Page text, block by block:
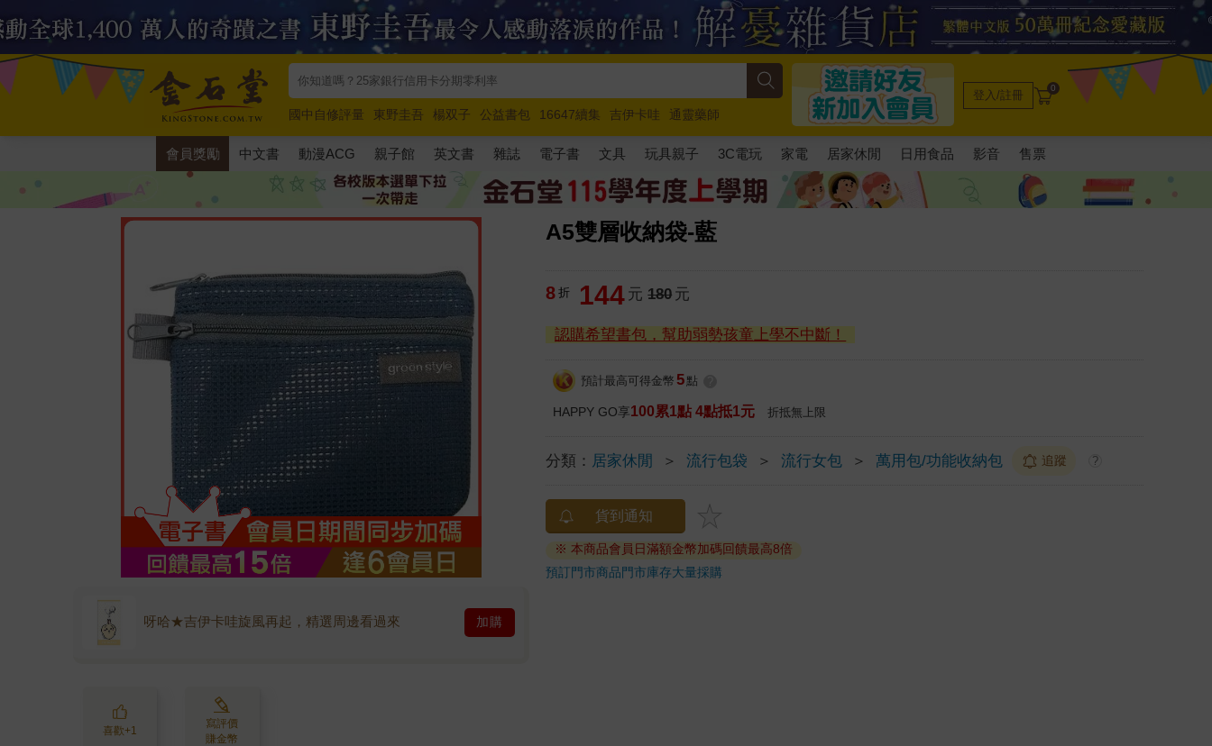
國中自修評量 東野圭吾 楊双子 公益書包 16647續集 吉伊卡哇
通靈藥師
唯紅花綻放
奧德賽 路邊攤新作 馬斯克 玩具總動員5 超慢跑
登入/註冊 0
會員獎勵 中文書 動漫ACG 親子館 英文書 雜誌 電子書 文具 玩具親子 3C電玩 家電 居家休閒 日用食品 影音 售票
A5雙層收納袋-藍
呀哈★吉伊卡哇旋風再起，精選周邊看過來 加購
喜歡+1
寫評價
賺金幣
8 折 144 元 180 元
認購希望書包，幫助弱勢孩童上學不中斷！
預計最高可得金幣 5 點
HAPPY GO享100累1點 4點抵1元 折抵無上限
分類： 居家休閒 ＞ 流行包袋 ＞ 流行女包 ＞ 萬用包/功能收納包 追蹤 ?
貨到通知
※ 本商品會員日滿額金幣加碼回饋最高8倍
預訂門市商品門市庫存大量採購